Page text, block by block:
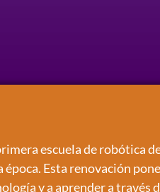
escuela de robótica
Esta renovación
y a aprender a través